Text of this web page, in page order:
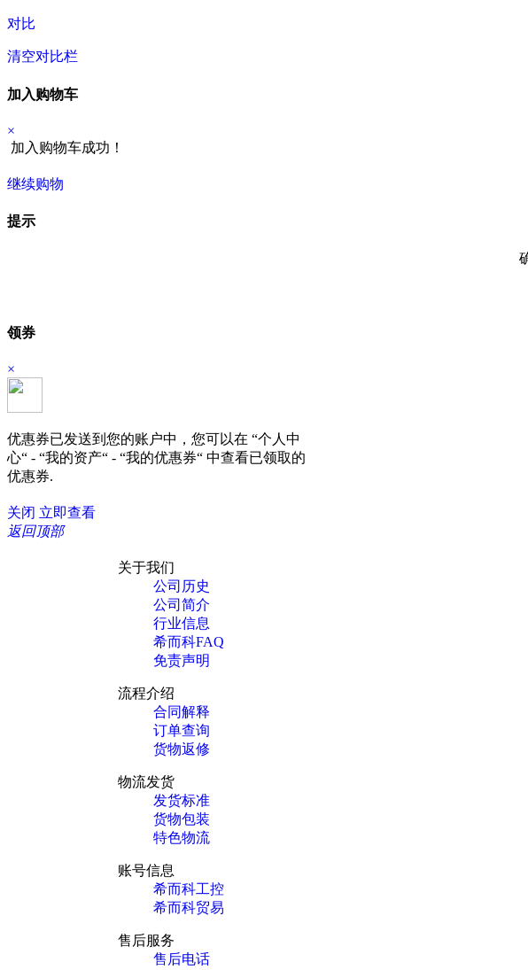
对比
清空对比栏
加入购物车
×
加入购物车成功！
继续购物
提示
领券
×
优惠券已发送到您的账户中，您可以在 “个人中
心“ - “我的资产“ - “我的优惠券“ 中查看已领取的
优惠券.
关闭 立即查看
返回顶部
关于我们
公司历史
公司简介
行业信息
希而科FAQ
免责声明
流程介绍
合同解释
订单查询
货物返修
物流发货
发货标准
货物包装
特色物流
账号信息
希而科工控
希而科贸易
售后服务
售后电话